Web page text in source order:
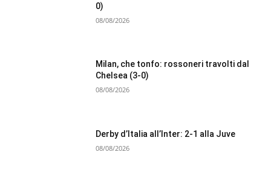
0)
08/08/2026
Milan, che tonfo: rossoneri travolti dal
Chelsea (3-0)
08/08/2026
Derby d’Italia all’Inter: 2-1 alla Juve
08/08/2026